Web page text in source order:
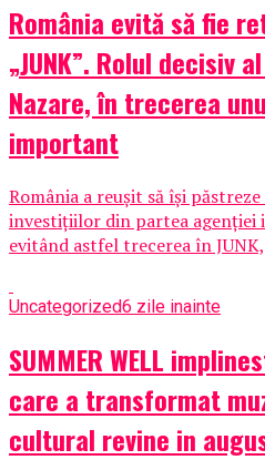
România evită să fie
„JUNK”. Rolul decisiv
Nazare, în trecerea
important
România a reușit să își
investițiilor din partea agenției
evitând astfel trecerea în
Uncategorized6 zile inainte
SUMMER WELL
care a transformat
cultural revine in